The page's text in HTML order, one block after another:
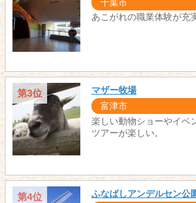
千葉市
あこがれの職業体験が充
第3位 マザー牧場
富津市
楽しい動物ショーやイベ
ツアーが楽しい。
第4位 ふなばしアンデルセン公